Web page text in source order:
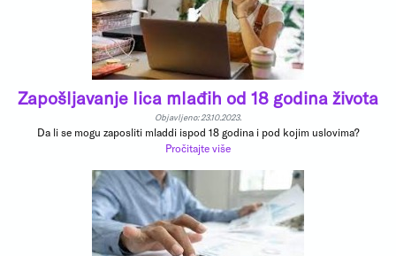
Zapošljavanje lica mlađih od 18 godina života
Objavljeno: 23.10.2023.
Da li se mogu zaposliti mladdi ispod 18 godina i pod kojim uslovima?
Pročitajte više